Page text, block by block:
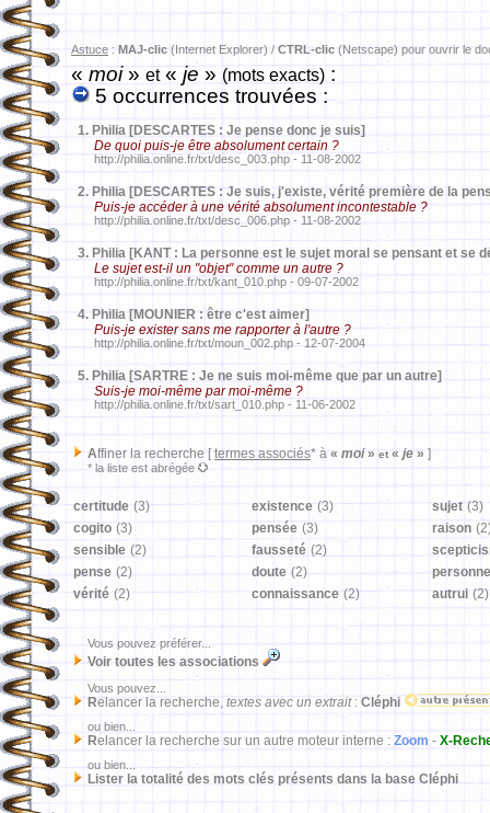
Astuce : MAJ-clic (Internet Explorer) / CTRL-clic (Netscape) pour ouvrir le
«moi» et«je » (mots exacts) :
5 occurrences trouvées :
1. Philia [DESCARTES : Je pense donc je suis]
De quoi puis-je être absolument certain ?
http://philia.online.fr/txt/desc_003.php - 11-08-2002
2. Philia [DESCARTES : Je suis, j'existe, vérité première de la
Puis-je accéder à une vérité absolument incontestable ?
http://philia.online.fr/txt/desc_006.php - 11-08-2002
3. Philia [KANT : La personne est le sujet moral se pensant et se
Le sujet est-il un "objet" comme un autre ?
http://philia.online.fr/txt/kant_010.php - 09-07-2002
4. Philia [MOUNIER : être c'est aimer]
Puis-je exister sans me rapporter à l'autre ?
http://philia.online.fr/txt/moun_002.php - 12-07-2004
5. Philia [SARTRE : Je ne suis moi-même que par un autre]
Suis-je moi-même par moi-même ?
http://philia.online.fr/txt/sart_010.php - 11-06-2002
Affiner la recherche [ termes associés* à « moi» et « je » ]
* la liste est abrégée
certitude (3) existence (3) sujet (3)
cogito (3) pensée (3) raison
sensible (2) fausseté (2)
pense (2) doute (2)
personne
vérité (2) connaissance (2) autrui (2)
Vous pouvez préférer...
Voir toutes les associations
Vous pouvez...
Relancer la recherche, textes avec un extrait: Cléphi
ou bien...
Relancer la recherche sur un autre moteur interne : Zoom - X-
ou bien...
Lister la totalité des mots clés présents dans la base Cléphi